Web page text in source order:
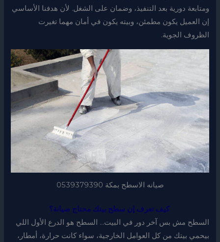
ومتابعة دورية بعد التنفيذ، وضمان على الشغل. لأن هدفنا الأساسي
إن العميل يكون مطمئن، وبيته يكون في أمان مهما تغيرت
الظروف الجوية.
صيانه الاسطح بمكة 0539379390
كيف تعرف إن سطح بيتك محتاج صيانة؟
السطح مش بس آخر دور في البيت… السطح هو الدرع الأول اللي
بيحمي بيتك من كل العوامل الخارجية، سواء كانت حرارة، أمطار،